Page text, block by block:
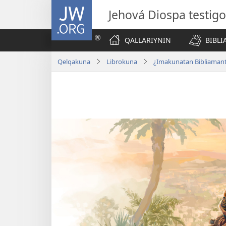
JW.ORG
Jehová Diospa
QALLARIYNIN
Qelqakuna Librokuna ¿Imakunatan